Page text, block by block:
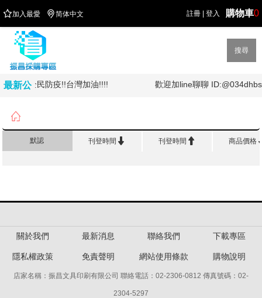
註冊 登入 購物車0
加入最愛 简体中文
搜尋
最新公
詢!!!全民防疫!!台灣加油!!!! 歡迎加line聊聊

默認 刊登時間  刊登時間  商品價格
關於我們 最新消息 聯絡我們 下載專區
隱私權政策 免責聲明 網站使用條款 購物說明
店家名稱：振昌文具印刷有限公司 聯絡電話：02-2306-0812 傳真號碼：02-
2304-5297